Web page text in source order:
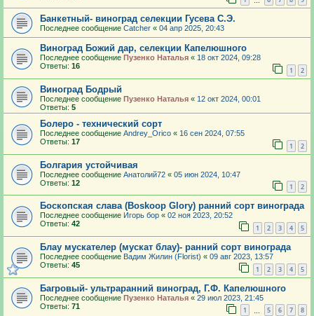
Банкетный- виноград селекции Гусева С.Э.
Последнее сообщение Catcher « 04 апр 2025, 20:43
Виноград Божий дар, селекции Капелюшного
Последнее сообщение Пузенко Наталья « 18 окт 2024, 09:28
Ответы: 16 1 2
Виноград Бодрый
Последнее сообщение Пузенко Наталья « 12 окт 2024, 00:01
Ответы: 5
Болеро - технический сорт
Последнее сообщение Andrey_Orico « 16 сен 2024, 07:55
Ответы: 17 1 2
Болгария устойчивая
Последнее сообщение Анатолий72 « 05 июн 2024, 10:47
Ответы: 12 1 2
Боскопская слава (Boskoop Glory) ранний сорт винограда
Последнее сообщение Игорь бор « 02 ноя 2023, 20:52
Ответы: 42 1 2 3 4 5
Блау мускателер (мускат блау)- ранний сорт винограда
Последнее сообщение Вадим Жилин (Florist) « 09 авг 2023, 13:57
Ответы: 45 1 2 3 4 5
Багровый- ультраранний виноград, Г.Ф. Капелюшного
Последнее сообщение Пузенко Наталья « 29 июл 2023, 21:45
Ответы: 71 1 5 6 7 8